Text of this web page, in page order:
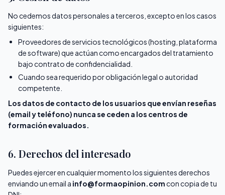
No cedemos datos personales a terceros, excepto en los casos
siguientes:
Proveedores de servicios tecnológicos (hosting, plataforma
de software) que actúan como encargados del tratamiento
bajo contrato de confidencialidad.
Cuando sea requerido por obligación legal o autoridad
competente.
Los datos de contacto de los usuarios que envían reseñas
(email y teléfono) nunca se ceden a los centros de
formación evaluados.
6. Derechos del interesado
Puedes ejercer en cualquier momento los siguientes derechos
enviando un email a info@formaopinion.comcon copia de tu